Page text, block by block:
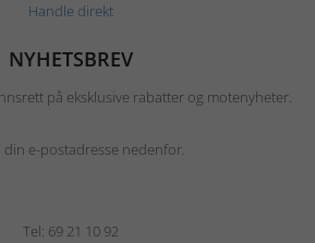
Handle direkt
NYHETSBREV
på eksklusive rabatter og motenyheter.
din e-postadresse nedenfor.
Tel: 69 21 10 92